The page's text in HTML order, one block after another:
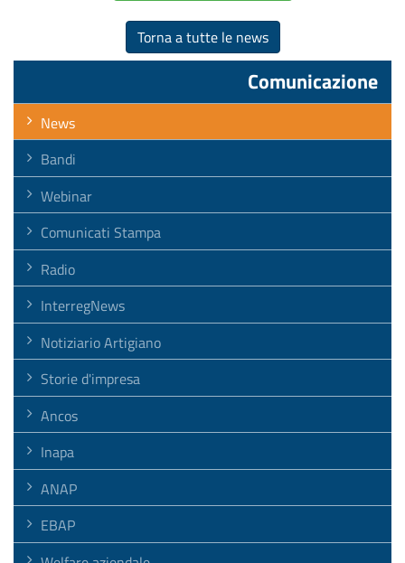
Torna a tutte le news
Comunicazione
News
Bandi
Webinar
Comunicati Stampa
Radio
InterregNews
Notiziario Artigiano
Storie d'impresa
Ancos
Inapa
ANAP
EBAP